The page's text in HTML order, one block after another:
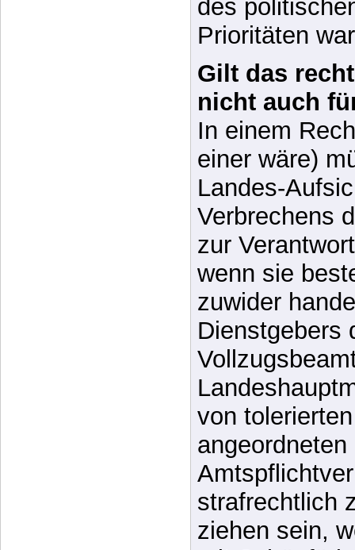
Gilt das
nicht auch
In einem
einer wäre)
Landes-
Verbrechens
zur
wenn sie
zuwider
Dienstgebers
von
angeordneten
strafrechtlich
ziehen sein,
mit
umgaben.1